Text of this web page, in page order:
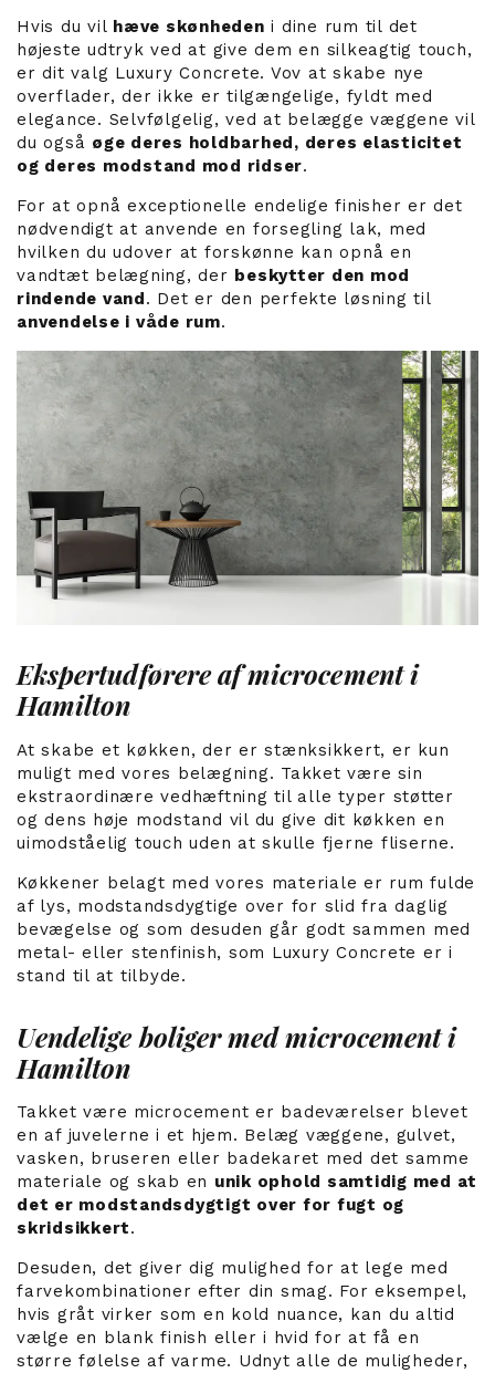
Hvis du vil hæve skønheden i dine rum til det
højeste udtryk ved at give dem en silkeagtig touch,
er dit valg Luxury Concrete. Vov at skabe nye
overflader, der ikke er tilgængelige, fyldt med
elegance. Selvfølgelig, ved at belægge væggene vil
du også øge deres holdbarhed, deres elasticitet
og deres modstand mod ridser.
For at opnå exceptionelle endelige finisher er det
nødvendigt at anvende en forsegling lak, med
hvilken du udover at forskønne kan opnå en
vandtæt belægning, der beskytter den mod
rindende vand. Det er den perfekte løsning til
anvendelse i våde rum.
Ekspertudførere af microcement i
Hamilton
At skabe et køkken, der er stænksikkert, er kun
muligt med vores belægning. Takket være sin
ekstraordinære vedhæftning til alle typer støtter
og dens høje modstand vil du give dit køkken en
uimodståelig touch uden at skulle fjerne fliserne.
Køkkener belagt med vores materiale er rum fulde
af lys, modstandsdygtige over for slid fra daglig
bevægelse og som desuden går godt sammen med
metal- eller stenfinish, som Luxury Concrete er i
stand til at tilbyde.
Uendelige boliger med microcement i
Hamilton
Takket være microcement er badeværelser blevet
en af juvelerne i et hjem. Belæg væggene, gulvet,
vasken, bruseren eller badekaret med det samme
materiale og skab en unik ophold samtidig med at
det er modstandsdygtigt over for fugt og
skridsikkert.
Desuden, det giver dig mulighed for at lege med
farvekombinationer efter din smag. For eksempel,
hvis gråt virker som en kold nuance, kan du altid
vælge en blank finish eller i hvid for at få en
større følelse af varme. Udnyt alle de muligheder,